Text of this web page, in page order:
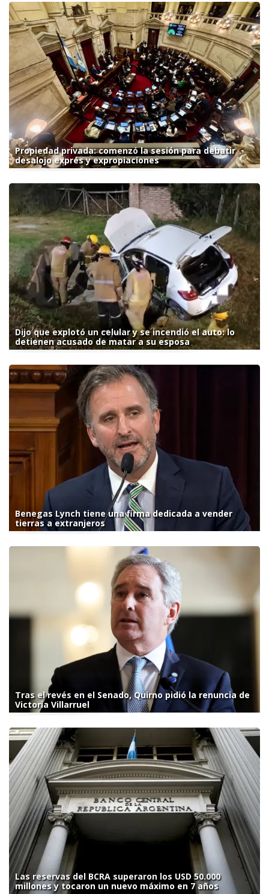
Propiedad privada: comenzó la sesión para debatir
desalojo exprés y expropiaciones
Dijo que explotó un celular y se incendió el auto: lo
detienen acusado de matar a su esposa
Benegas Lynch tiene una firma dedicada a vender
tierras a extranjeros
Tras el revés en el Senado, Quirno pidió la renuncia de
Victoria Villarruel
Las reservas del BCRA superaron los USD 50.000
millones y tocaron un nuevo máximo en 7 años